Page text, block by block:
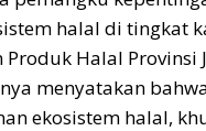
halal di tingkat
Halal Provinsi
menyatakan
ekosistem halal,